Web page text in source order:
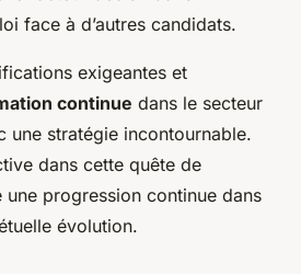
face à d’autres candidats.
exigeantes et
continue dans le secteur
une stratégie incontournable.
dans cette quête de
une progression continue dans
évolution.